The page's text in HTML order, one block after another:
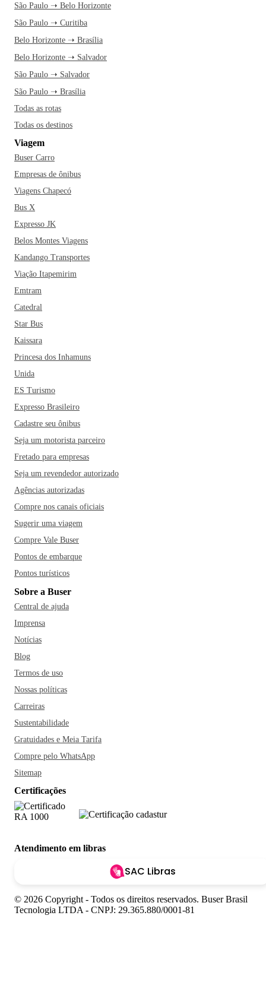
São Paulo ➝ Belo Horizonte
São Paulo ➝ Curitiba
Belo Horizonte ➝ Brasília
Belo Horizonte ➝ Salvador
São Paulo ➝ Salvador
São Paulo ➝ Brasília
Todas as rotas
Todas os destinos
Viagem
Buser Carro
Empresas de ônibus
Viagens Chapecó
Bus X
Expresso JK
Belos Montes Viagens
Kandango Transportes
Viação Itapemirim
Emtram
Catedral
Star Bus
Kaissara
Princesa dos Inhamuns
Unida
ES Turismo
Expresso Brasileiro
Cadastre seu ônibus
Seja um motorista parceiro
Fretado para empresas
Seja um revendedor autorizado
Agências autorizadas
Compre nos canais oficiais
Sugerir uma viagem
Compre Vale Buser
Pontos de embarque
Pontos turísticos
Sobre a Buser
Central de ajuda
Imprensa
Notícias
Blog
Termos de uso
Nossas políticas
Carreiras
Sustentabilidade
Gratuidades e Meia Tarifa
Compre pelo WhatsApp
Sitemap
Certificações
Atendimento em libras
SAC Libras
© 2026 Copyright - Todos os direitos reservados. Buser Brasil
Tecnologia LTDA - CNPJ: 29.365.880/0001-81